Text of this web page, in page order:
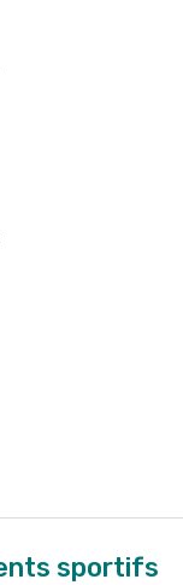
sportifs